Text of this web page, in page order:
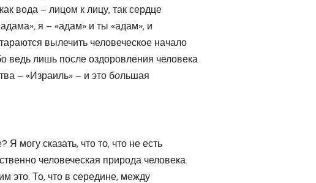
вода – лицом к лицу, так сердце
я – «адам» и ты «адам», и
вылечить человеческое начало
лишь после оздоровления человека
– «Израиль» – и это большая
могу сказать, что то, что не есть
человеческая природа человека
это. То, что в середине, между